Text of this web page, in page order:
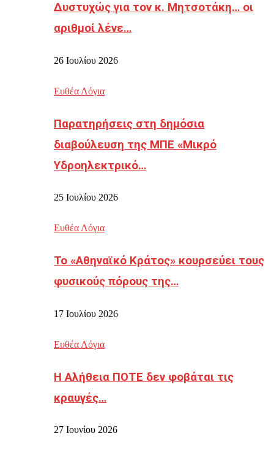
Δυστυχώς για τον κ. Μητσοτάκη… οι
αριθμοί λένε…
26 Ιουλίου 2026
Ευθέα Λόγια
Παρατηρήσεις στη δημόσια
διαβούλευση της ΜΠΕ «Μικρό
Υδροηλεκτρικό…
25 Ιουλίου 2026
Ευθέα Λόγια
Το «Αθηναϊκό Κράτος» κουρσεύει τους
φυσικούς πόρους της…
17 Ιουλίου 2026
Ευθέα Λόγια
Η Αλήθεια ΠΟΤΕ δεν φοβάται τις
κραυγές…
27 Ιουνίου 2026